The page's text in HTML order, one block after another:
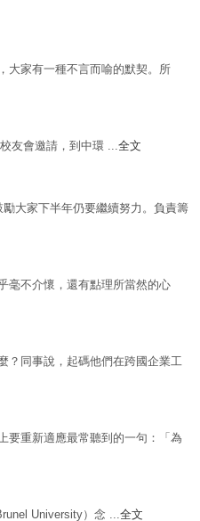
大家有一種不言而喻的默契。所
友會邀請，到中環 ...全文
大家下半年仍要繼續努力。負責籌
毫不介懷，還有點理所當然的心
？同事說，起碼他們在跨國企業工
要重新適應最常聽到的一句：「為
University）念 ...全文